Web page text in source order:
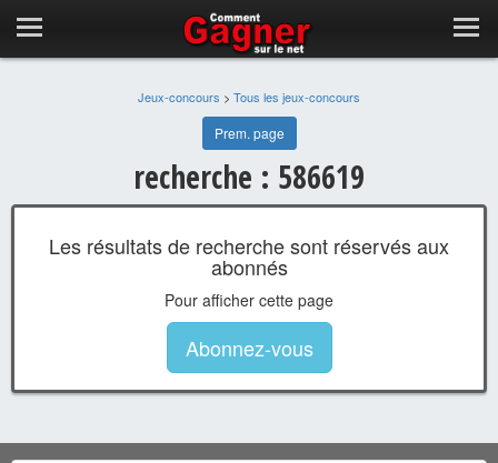
Jeux-concours > Tous les jeux-concours
Prem. page
recherche : 586619
Les résultats de recherche sont réservés aux
abonnés
Pour afficher cette page
Abonnez-vous